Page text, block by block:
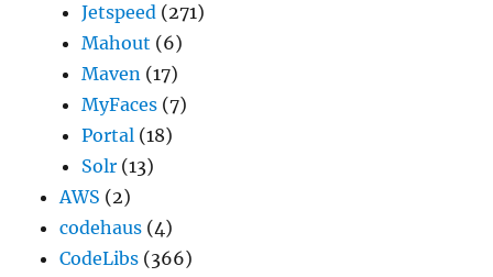
Jetspeed (271)
Mahout (6)
Maven (17)
MyFaces (7)
Portal (18)
Solr (13)
AWS (2)
codehaus (4)
CodeLibs (366)